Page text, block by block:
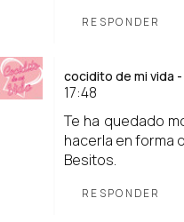
RESPONDER
cocidito de mi vida -
17:48
Te ha quedado
hacerla en forma
Besitos.
RESPONDER